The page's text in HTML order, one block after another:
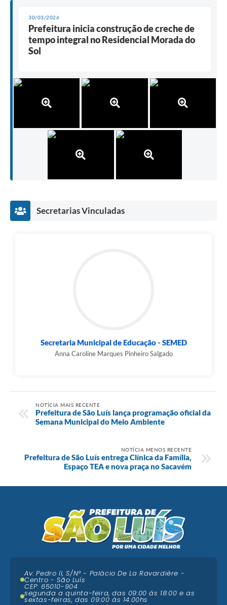
30/03/2026
Prefeitura inicia construção de creche de
tempo integral no Residencial Morada do
Sol
Secretarias Vinculadas
Secretaria Municipal de Educação - SEMED
Anna Caroline Marques Pinheiro Salgado
NOTÍCIA MAIS RECENTE
Prefeitura de São Luís lança programação oficial da
Semana Municipal do Meio Ambiente
NOTÍCIA MENOS RECENTE
Prefeitura de São Luís entrega Clínica da Família,
Espaço TEA e nova praça no Sacavém
Av. Pedro II, S/N° - Palácio De La Ravardière -
Centro - São Luís
CEP: 65010-904
segunda a quinta-feira, das 09:00 ás 18:00 e as
sextas-feiras, das 09:00 às 14:00hs